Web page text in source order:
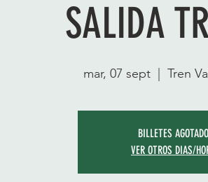
SALIDA
mar, 07 sept Tren
BILLETES
VER OTROS DIAS/